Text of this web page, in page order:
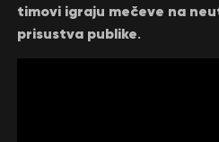
timovi igraju mečeve na
prisustva publike.